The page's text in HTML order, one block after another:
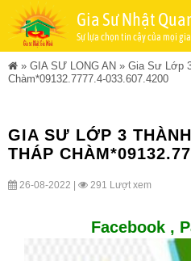
Gia Sư Nhật
Sự lựa chọn tin cậy của mọi
» GIA SƯ LONG AN » Gia Sư Lớp
Chàm*09132.7777.4-033.607.4200
GIA SƯ LỚP 3
THÁP
26-08-2022 | 291 Lượt xem
Facebook ,